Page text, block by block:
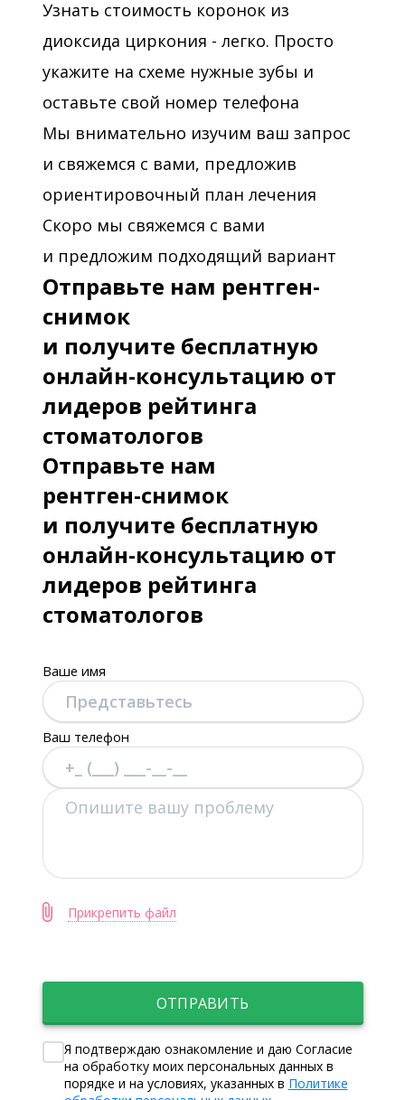
Узнать стоимость коронок из
диоксида циркония - легко. Просто
укажите на схеме нужные зубы и
оставьте свой номер телефона
Мы внимательно изучим ваш запрос
и свяжемся с вами, предложив
ориентировочный план лечения
Скоро мы свяжемся с вами
и предложим подходящий вариант
Отправьте нам рентген-
снимок
и получите бесплатную
онлайн-консультацию от
лидеров рейтинга
стоматологов
Отправьте нам
рентген-снимок
и получите бесплатную
онлайн-консультацию от
лидеров рейтинга
стоматологов
Ваше имя
Ваш телефон
Прикрепить файл
ОТПРАВИТЬ
Я подтверждаю ознакомление и даю Согласие
на обработку моих персональных данных в
порядке и на условиях, указанных в Политике